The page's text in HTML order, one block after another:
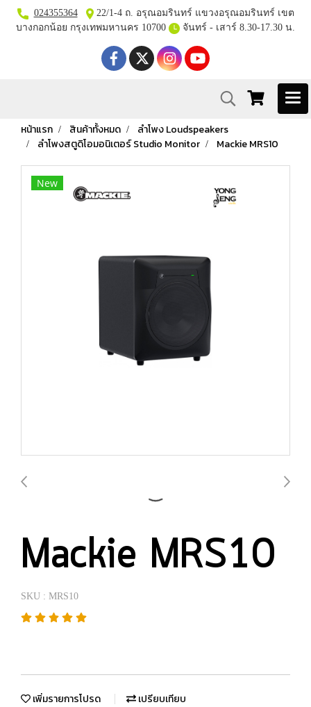
024355364
22/1-4 ถ. อรุณอมรินทร์ แขวงอรุณอมรินทร์ เขต
บางกอกน้อย กรุงเทพมหานคร 10700
จันทร์ - เสาร์ 8.30-17.30 น.
หน้าแรก สินค้าทั้งหมด
ลำโพง Loudspeakers
ลำโพงสตูดิโอมอนิเตอร์ Studio Monitor
Mackie MRS10
New
Mackie MRS10
SKU : MRS10
เพิ่มรายการโปรด เปรียบเทียบ